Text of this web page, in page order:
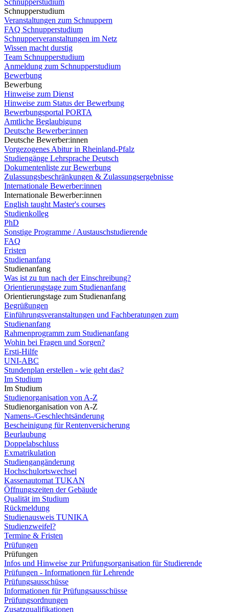
Schnupperstudium
Schnupperstudium
Veranstaltungen zum Schnuppern
FAQ Schnupperstudium
Schnupperveranstaltungen im Netz
Wissen macht durstig
Team Schnupperstudium
Anmeldung zum Schnupperstudium
Bewerbung
Bewerbung
Hinweise zum Dienst
Hinweise zum Status der Bewerbung
Bewerbungsportal PORTA
Amtliche Beglaubigung
Deutsche Bewerber:innen
Deutsche Bewerber:innen
Vorgezogenes Abitur in Rheinland-Pfalz
Studiengänge Lehrsprache Deutsch
Dokumentenliste zur Bewerbung
Zulassungsbeschränkungen & Zulassungsergebnisse
Internationale Bewerber:innen
Internationale Bewerber:innen
English taught Master's courses
Studienkolleg
PhD
Sonstige Programme / Austauschstudierende
FAQ
Fristen
Studienanfang
Studienanfang
Was ist zu tun nach der Einschreibung?
Orientierungstage zum Studienanfang
Orientierungstage zum Studienanfang
Begrüßungen
Einführungsveranstaltungen und Fachberatungen zum
Studienanfang
Rahmenprogramm zum Studienanfang
Wohin bei Fragen und Sorgen?
Ersti-Hilfe
UNI-ABC
Stundenplan erstellen - wie geht das?
Im Studium
Im Studium
Studienorganisation von A-Z
Studienorganisation von A-Z
Namens-/Geschlechtsänderung
Bescheinigung für Rentenversicherung
Beurlaubung
Doppelabschluss
Exmatrikulation
Studiengangänderung
Hochschulortswechsel
Kassenautomat TUKAN
Öffnungszeiten der Gebäude
Qualität im Studium
Rückmeldung
Studienausweis TUNIKA
Studienzweifel?
Termine & Fristen
Prüfungen
Prüfungen
Infos und Hinweise zur Prüfungsorganisation für Studierende
Prüfungen - Informationen für Lehrende
Prüfungsausschüsse
Informationen für Prüfungsausschüsse
Prüfungsordnungen
Zusatzqualifikationen